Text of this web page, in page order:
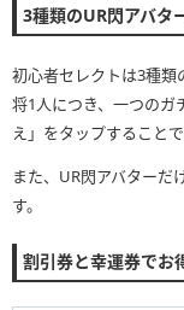
3種類のUR閃アバタ
初心者セレクトは3種類
将1人につき、一つのガ
え」をタップすること
また、UR閃アバターだ
す。
割引券と幸運券でお